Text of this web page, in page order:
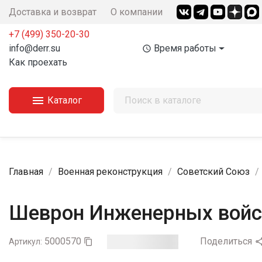
Доставка и возврат О компании
+7 (499) 350-20-30
info@derr.su
Как проехать
access_time Время работы
 Каталог
Главная Военная реконструкция Советский Союз
Шеврон Инженерных
Артикул: 5000570  Поделиться